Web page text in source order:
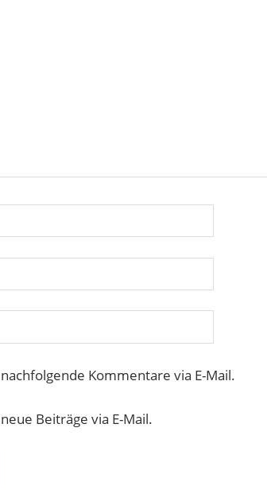
Kommentare via E-Mail.
Beiträge via E-Mail.